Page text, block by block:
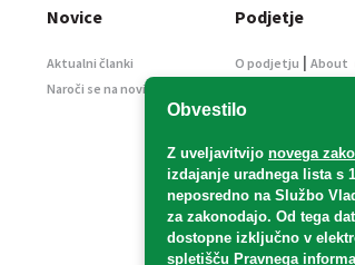
Obvestilo
Z uveljavitvijo novega
izdajanje uradnega lista s
neposredno na Službo
za zakonodajo. Od tega
dostopne izključno v
spletišču Pravnega
Novice
Aktualni članki
Naroči se na novice
Podjetje
O podjetju | About
Informacije javnega
Oglaševanje
Splošni pogoji
Izjava o varstvu
podatkov
E-dražbe